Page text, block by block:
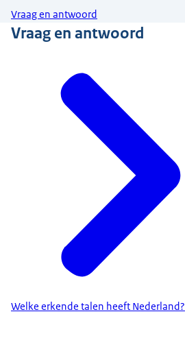
Vraag en antwoord
Vraag en antwoord
Welke erkende talen heeft Nederland?